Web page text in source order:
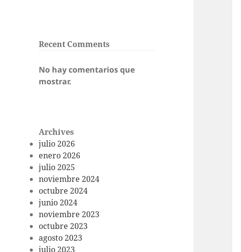
Recent Comments
No hay comentarios que
mostrar.
Archives
julio 2026
enero 2026
julio 2025
noviembre 2024
octubre 2024
junio 2024
noviembre 2023
octubre 2023
agosto 2023
julio 2023